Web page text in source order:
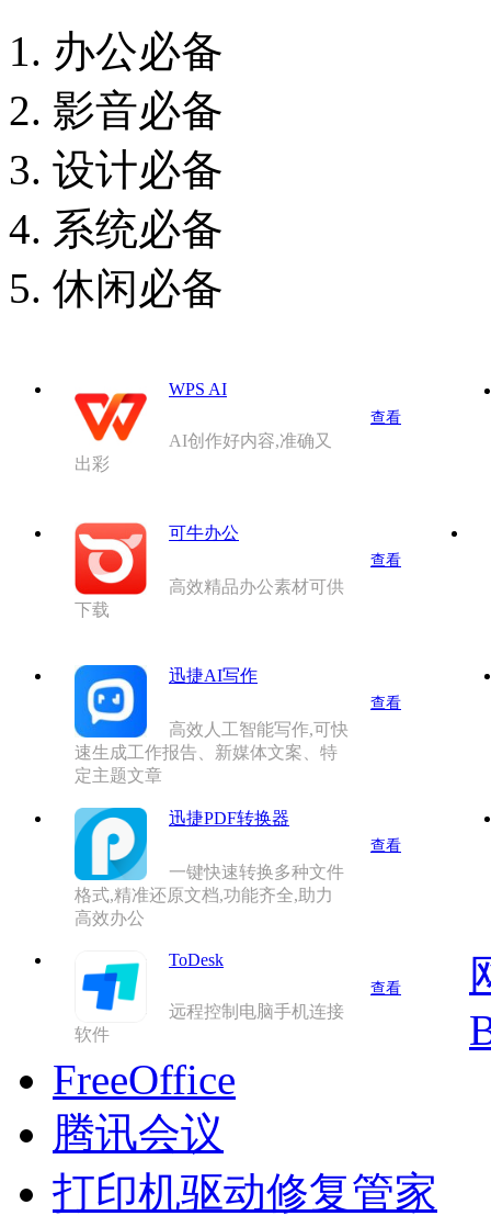
办公必备
影音必备
设计必备
系统必备
休闲必备
WPS AI
AI创作好内容,准确又
出彩
查看
可牛办公
高效精品办公素材可供
下载
查看
迅捷AI写作
高效人工智能写作,可快
速生成工作报告、新媒体文案、特
定主题文章
查看
迅捷PDF转换器
一键快速转换多种文件
格式,精准还原文档,功能齐全,助力
高效办公
查看
ToDesk
远程控制电脑手机连接
软件
查看
FreeOffice
腾讯会议
打印机驱动修复管家